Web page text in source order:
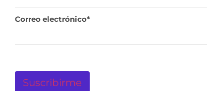
Correo electrónico*
Suscribirme